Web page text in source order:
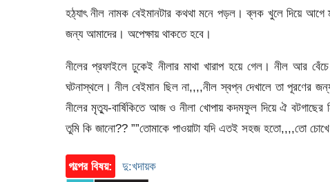
হঠ্যাৎ নীল নামক বেইমানটার কথথা মনে পড়ল। ব্লক খুলে দিয়ে
জন্য আমাদের। অপেক্ষায় থাকতে হবে।
নীলের প্রফাইলে ঢুকেই নীলার মাথা খারাপ হয়ে গেল। নীল আর
ঘটনাস্থলে। নীল বেইমান ছিল না,,,,নীল স্বপ্ন দেখালে তা পূরণের
নীলের মৃত্যু-বার্ষিকিতে আজ ও নীলা খোপায় কদমফুল দিয়ে ঐ বটগাছের
তুমি কি জানো?? ””তোমাকে পাওয়াটা যদি এতই সহজ হতো,,,,তো চোখে
গল্পের বিষয়: দু:খদায়ক